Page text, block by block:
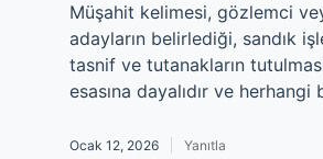
Müşahit kelimesi, gözlemci
adayların belirlediği, sandık
tasnif ve tutanakların
esasına dayalıdır ve
Ocak 12, 2026 Yanıtla